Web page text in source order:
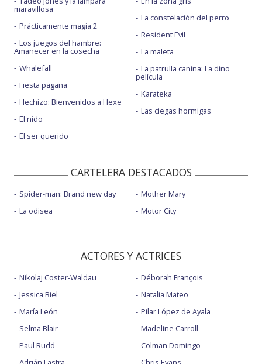
maravillosa
Prácticamente magia 2
Los juegos del hambre:
Amanecer en la cosecha
Whalefall
Fiesta pagäna
Hechizo: Bienvenidos a Hexe
El nido
El ser querido
La constelación del perro
Resident Evil
La maleta
La patrulla canina: La dino
película
Karateka
Las ciegas hormigas
CARTELERA DESTACADOS
Spider-man: Brand new day
La odisea
Mother Mary
Motor City
ACTORES Y ACTRICES
Nikolaj Coster-Waldau
Jessica Biel
María León
Selma Blair
Paul Rudd
Déborah François
Natalia Mateo
Pilar López de Ayala
Madeline Carroll
Colman Domingo